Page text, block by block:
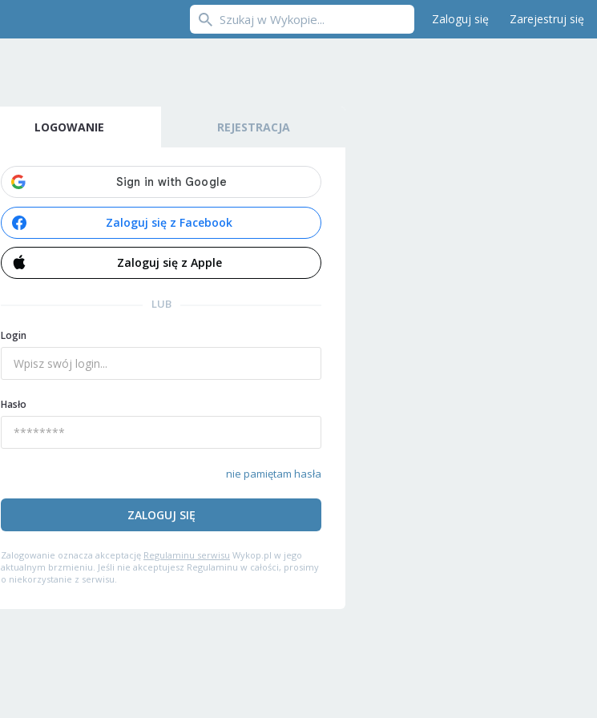
Zaloguj się Zarejestruj się
LOGOWANIE REJESTRACJA
Zaloguj się z Facebook
Zaloguj się z Apple
LUB
Login
Hasło
nie pamiętam hasła
ZALOGUJ SIĘ
Zalogowanie oznacza akceptację Regulaminu serwisu Wykop.pl w jego
aktualnym brzmieniu. Jeśli nie akceptujesz Regulaminu w całości, prosimy
o niekorzystanie z serwisu.